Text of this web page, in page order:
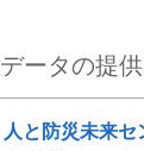
データの提
人と防災未来